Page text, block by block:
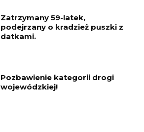
Zatrzymany 59-latek,
podejrzany o kradzież puszki z
datkami.
Pozbawienie kategorii drogi
wojewódzkiej!